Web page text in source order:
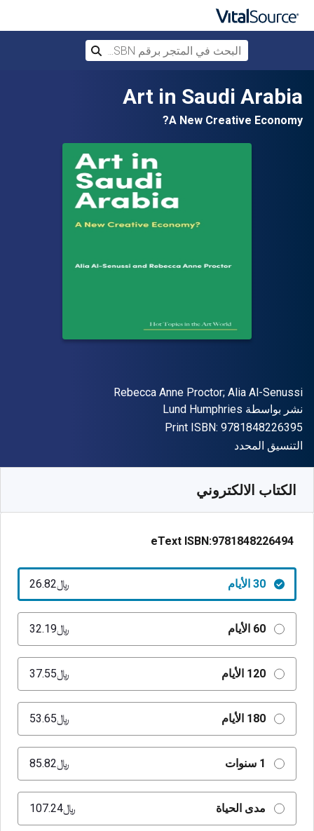
Art in Saudi Arabia
A New Creative Economy?
المؤلف (المؤلفون)
Rebecca Anne Proctor; Alia Al-Senussi
الناشر
نشر بواسطة Lund Humphries
Print ISBN: 9781848226395
شكل
التنسيق المحدد
الكتاب الالكتروني
eText ISBN:9781848226494
30 الأيام ﷼‎26.82
60 الأيام ﷼‎32.19
120 الأيام ﷼‎37.55
180 الأيام ﷼‎53.65
1 سنوات ﷼‎85.82
مدى الحياة ﷼‎107.24